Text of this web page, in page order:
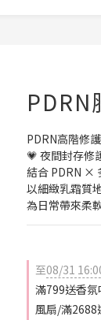
PDRN高階修
💗 夜間封存修
結合 PDRN ×
以細緻乳霜質
為日常帶來柔
至08/31
滿799送香
風扇/滿2688